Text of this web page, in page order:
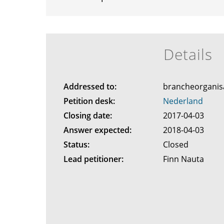
Details
Addressed to:
Petition desk:
Nederland
Closing date:
2017-04-03
Answer expected:
2018-04-03
Status:
Closed
Lead petitioner:
Finn Nauta